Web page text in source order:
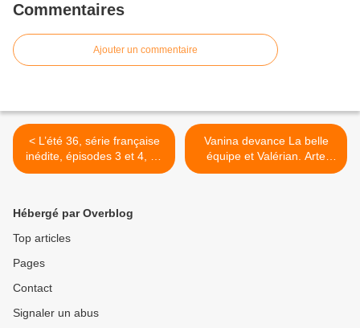
Commentaires
Ajouter un commentaire
< L’été 36, série française
inédite, épisodes 3 et 4, ce
soir à 21h10 sur TF1
Vanina devance La belle
équipe et Valérian. Arte
puissante. Zone interdite
Hébergé par Overblog
Top articles
Pages
Contact
Signaler un abus